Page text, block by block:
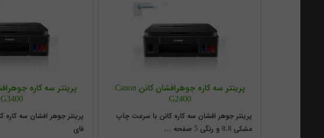
پرینتر سه کاره جوهرافشان کانن Canon
G2400
پرینتر جوهر افشان سه کاره کانن با سرعت چاپ
مشکی 8.8 و رنگی 5 صفحه ...
G3400
پرینتر جوهر افشان سه کاره
فای